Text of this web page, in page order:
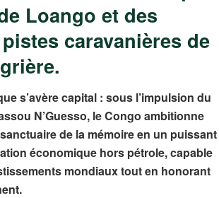
Loango et des
caravanières de
s’avère capital : sous l’impulsion du
N’Guesso, le Congo ambitionne
de la mémoire en un puissant
économique hors pétrole, capable
mondiaux tout en honorant